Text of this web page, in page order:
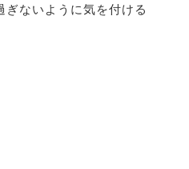
ないように気を付ける